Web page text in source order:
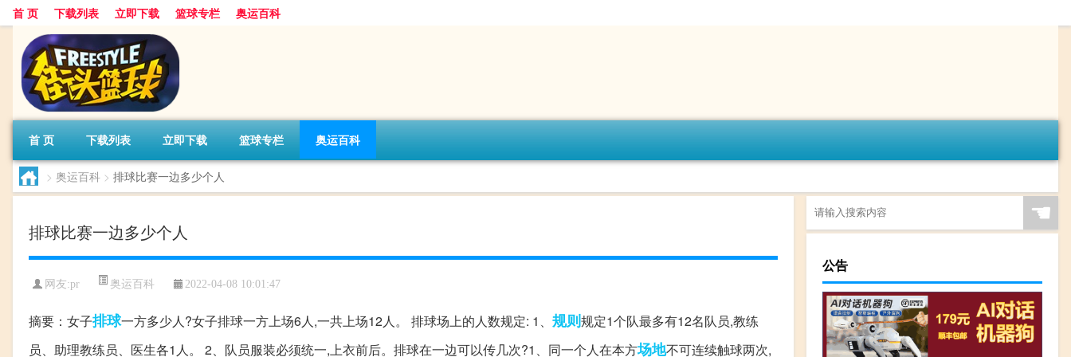
首 页 下载列表 立即下载 篮球专栏 奥运百科
首 页 下载列表 立即下载 篮球专栏 奥运百科
> 奥运百科 > 排球比赛一边多少个人
排球比赛一边多少个人
网友:pr 奥运百科 2022-04-08 10:01:47
摘要：女子排球一方多少人?女子排球一方上场6人,一共上场12人。 排球场上的人数规定: 1、 规则规定1个队最多有12名队员,教练
员、助理教练员、医生各1人。 2、队员服装必须统一,上衣前后。排球在一边可以传几次?1、同一个人在本方场地不可连续触球两次,
☚
公告